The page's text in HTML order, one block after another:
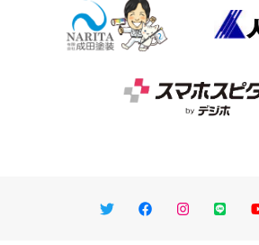
TwitterFacebookInstagram
LINE